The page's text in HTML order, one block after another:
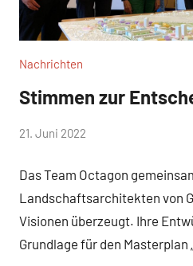
Nachrichten
Stimmen zur
von
21. Juni 2022
Das Team Octagon
Landschaftsarchitekten von
Visionen überzeugt. Ihre
Grundlage für den